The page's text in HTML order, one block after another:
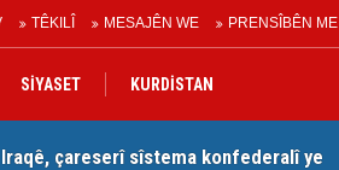
TÊKILÎ MESAJÊN WE PRENSÎBÊN ME
SİYASET KURDİSTAN
çareserî sîstema konfederalî ye